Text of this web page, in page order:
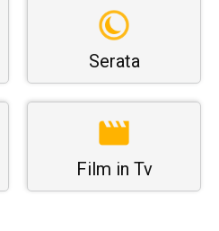
Serata
Film in Tv